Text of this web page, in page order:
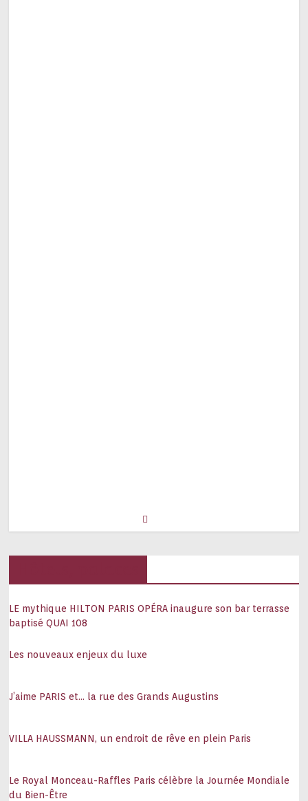
LE mythique HILTON PARIS OPÉRA inaugure son bar terrasse
baptisé QUAI 108
Les nouveaux enjeux du luxe
J’aime PARIS et… la rue des Grands Augustins
VILLA HAUSSMANN, un endroit de rêve en plein Paris
Le Royal Monceau-Raffles Paris célèbre la Journée Mondiale
du Bien-Être